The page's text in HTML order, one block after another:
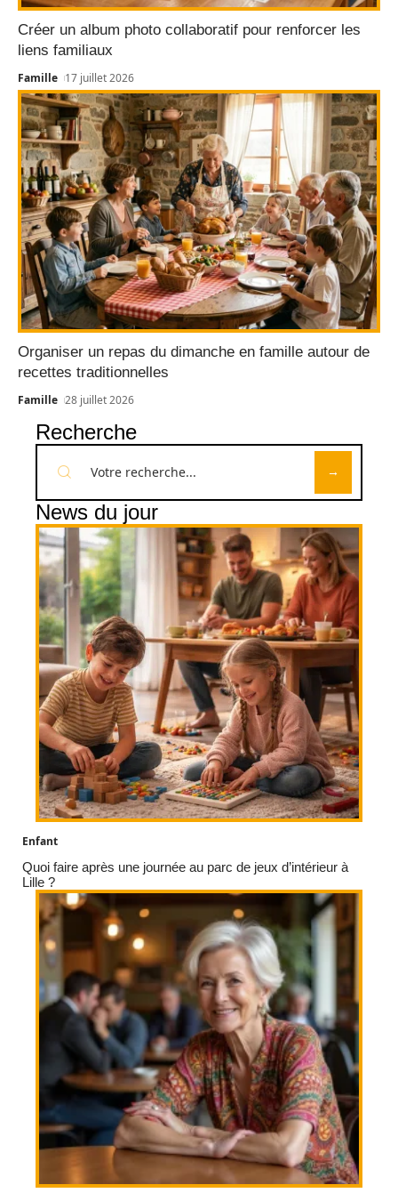
Créer un album photo collaboratif pour renforcer les
liens familiaux
Famille 17 juillet 2026
Organiser un repas du dimanche en famille autour de
recettes traditionnelles
Famille 28 juillet 2026
Recherche
News du jour
Enfant
Quoi faire après une journée au parc de jeux d’intérieur à
Lille ?